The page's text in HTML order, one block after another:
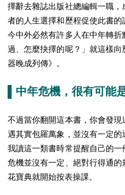
擇辭去雜誌出版社總編輯一職
者的人生選擇和歷程促使此書
今中外必然有許多人在中年轉
過、怎麼抉擇的呢？」就這樣
器晚成列傳》。
▌中年危機，很有可能
不過當你翻開這本書，你會發
遇其實包羅萬象，並沒有一定
我讀這一類書時常提醒自己的
危機並沒有一定、絕對行得通
花寶典就開始按表操課。